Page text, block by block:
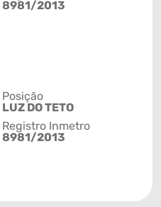
8981/2013
Posição
LUZ DO TETO
Registro Inmetro
8981/2013